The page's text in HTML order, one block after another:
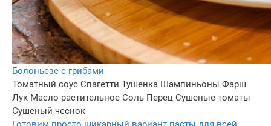
Болоньезе с грибами
Томатный соус Спагетти Тушенка Шампиньоны Фарш
Лук Масло растительное Соль Перец Сушеные томаты
Сушеный чеснок